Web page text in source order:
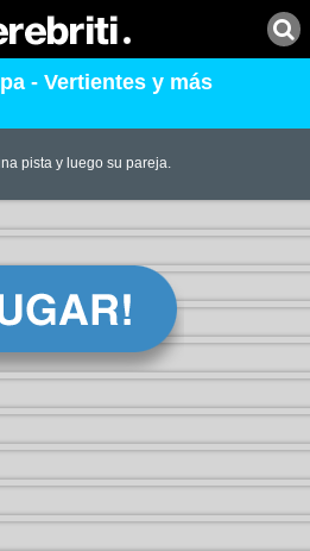
- Vertientes y más
pista y luego su pareja.